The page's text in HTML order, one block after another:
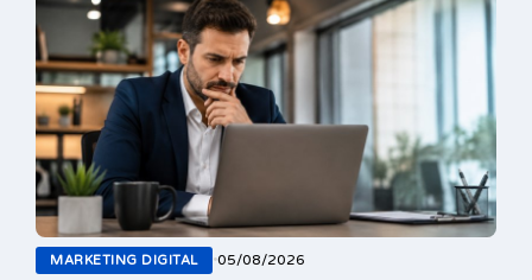
MARKETING DIGITAL •05/08/2026